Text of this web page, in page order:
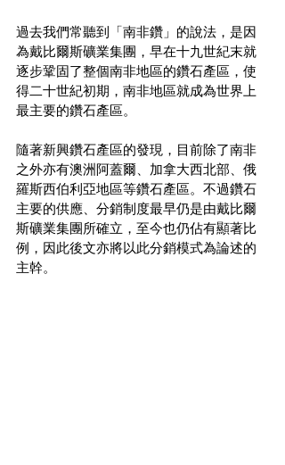
過去我們常聽到「南非鑽」的說法，是因
為戴比爾斯礦業集團，早在十九世紀末就
逐步鞏固了整個南非地區的鑽石產區，使
得二十世紀初期，南非地區就成為世界上
最主要的鑽石產區。
隨著新興鑽石產區的發現，目前除了南非
之外亦有澳洲阿蓋爾、加拿大西北部、俄
羅斯西伯利亞地區等鑽石產區。不過鑽石
主要的供應、分銷制度最早仍是由戴比爾
斯礦業集團所確立，至今也仍佔有顯著比
例，因此後文亦將以此分銷模式為論述的
主幹。